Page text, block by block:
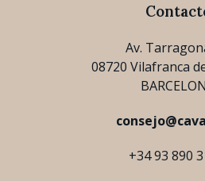
Av.
08720 Vilafranca
+34 93 890